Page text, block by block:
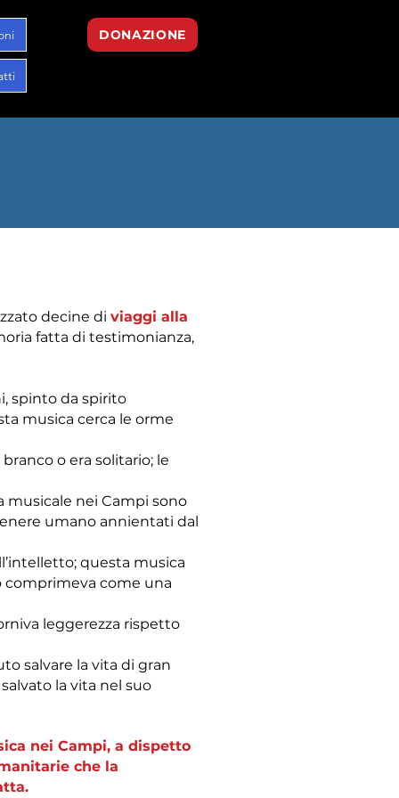
DONAZIONE
decine di viaggi alla
fatta di testimonianza,
spinto da spirito
musica cerca le orme
o era solitario; le
musicale nei Campi sono
umano annientati dal
questa musica
comprimeva come una
leggerezza rispetto
salvare la vita di gran
la vita nel suo
nei Campi, a dispetto
che la